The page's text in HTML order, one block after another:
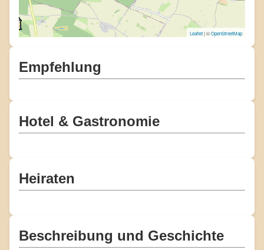
Leaflet| ©OpenStreetMap
Empfehlung
Hotel & Gastronomie
Heiraten
Beschreibung und Geschichte